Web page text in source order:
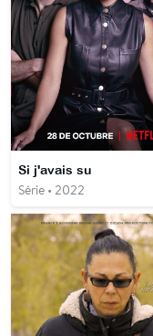
Si j'avais su
Série • 2022